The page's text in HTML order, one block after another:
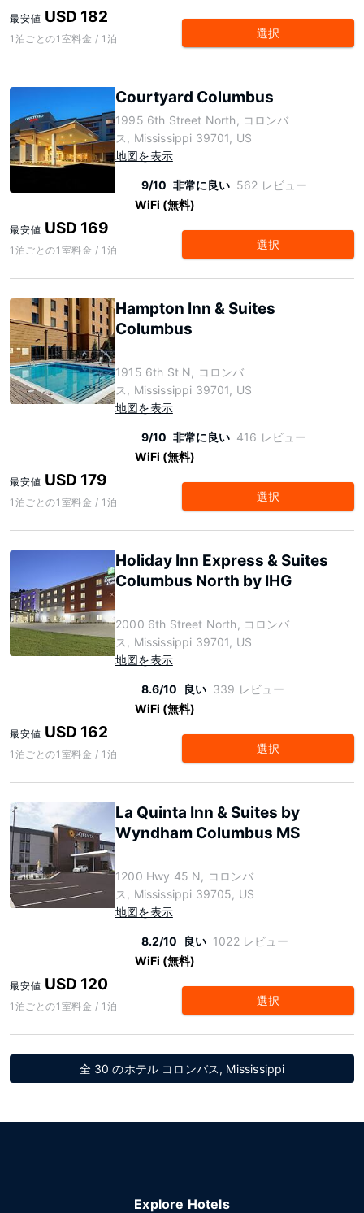
最安値 USD 182
1泊ごとの1室料金 / 1泊 選択
Courtyard Columbus
1995 6th Street North, コロンバ
ス, Mississippi 39701, US
地図を表示
9/10 非常に良い 562 レビュー
WiFi (無料)
最安値 USD 169
1泊ごとの1室料金 / 1泊 選択
Hampton Inn & Suites
Columbus
1915 6th St N, コロンバ
ス, Mississippi 39701, US
地図を表示
9/10 非常に良い 416 レビュー
WiFi (無料)
最安値 USD 179
1泊ごとの1室料金 / 1泊 選択
Holiday Inn Express & Suites
Columbus North by IHG
2000 6th Street North, コロンバ
ス, Mississippi 39701, US
地図を表示
8.6/10 良い 339 レビュー
WiFi (無料)
最安値 USD 162
1泊ごとの1室料金 / 1泊 選択
La Quinta Inn & Suites by
Wyndham Columbus MS
1200 Hwy 45 N, コロンバ
ス, Mississippi 39705, US
地図を表示
8.2/10 良い 1022 レビュー
WiFi (無料)
最安値 USD 120
1泊ごとの1室料金 / 1泊 選択
全 30 のホテル コロンバス, Mississippi
Explore Hotels